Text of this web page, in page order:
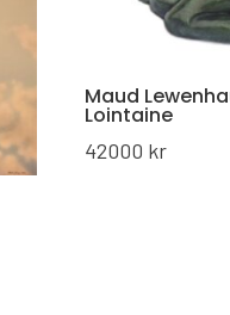
Maud
Lointaine
42000 kr